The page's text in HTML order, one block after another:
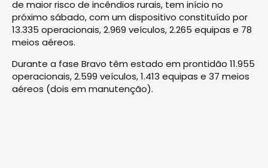
de maior risco de incêndios rurais, tem início no
próximo sábado, com um dispositivo constituído por
13.335 operacionais, 2.969 veículos, 2.265 equipas e 78
meios aéreos.
Durante a fase Bravo têm estado em prontidão 11.955
operacionais, 2.599 veículos, 1.413 equipas e 37 meios
aéreos (dois em manutenção).